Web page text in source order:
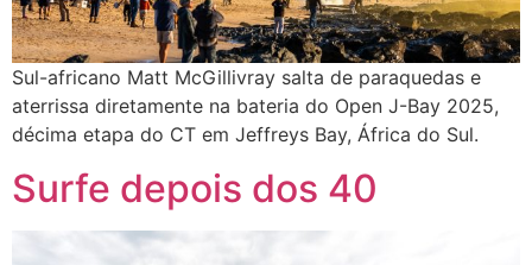
Sul-africano Matt McGillivray salta de paraquedas e
aterrissa diretamente na bateria do Open J-Bay 2025,
décima etapa do CT em Jeffreys Bay, África do Sul.
Surfe depois dos 40